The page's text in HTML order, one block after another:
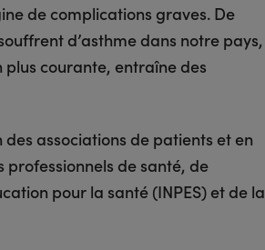
de complications graves. De
d’asthme dans notre pays,
courante, entraîne des
associations de patients et en
de santé, de
pour la santé (INPES) et de la